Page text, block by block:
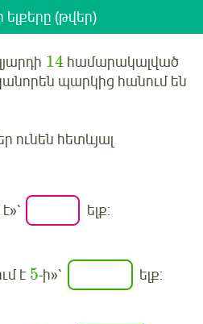
(թվեր)
14 համարակալված
պարկից հանում են
ունեն հետևյալ
ելք:
է 5-ի»՝ ելք: